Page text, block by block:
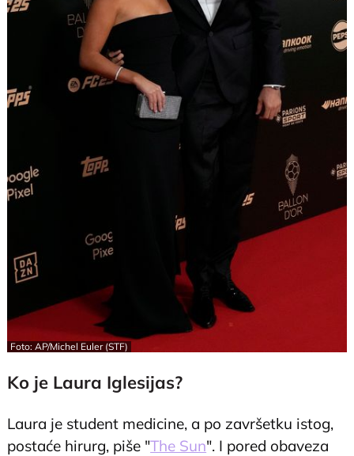
Foto: AP/Michel Euler (STF)
Ko je Laura Iglesijas?
Laura je student medicine, a po završetku istog,
postaće hirurg, piše "The Sun". I pored obaveza